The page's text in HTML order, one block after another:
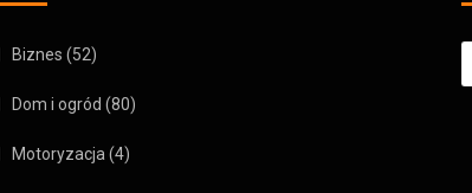
Biznes (52)
Dom i ogród (80)
Motoryzacja (4)